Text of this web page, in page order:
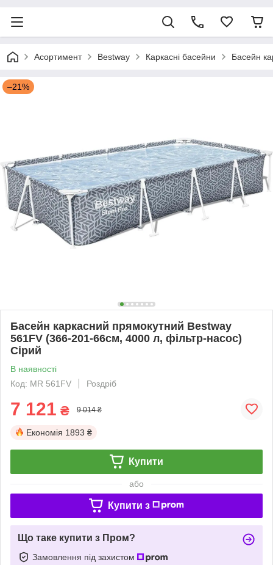
Асортимент Bestway Каркасні басейни Басейн
–21%
Басейн каркасний прямокутний Bestway
561FV (366-201-66см, 4000 л, фільтр-насос)
Сірий
В наявності
Код: MR 561FV
Роздріб
7 121 ₴ 9 014 ₴
Економія 1893 ₴
Купити
або
Купити з
Що таке купити з Пром?
Замовлення під захистом